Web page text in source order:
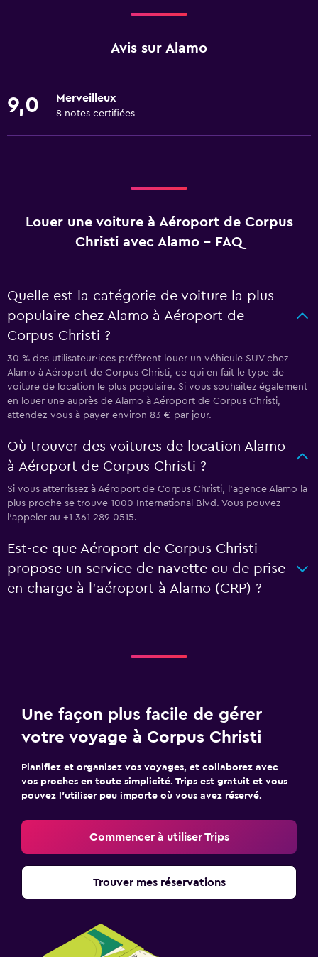
Avis sur Alamo
9,0 Merveilleux
8 notes certifiées
Louer une voiture à Aéroport de Corpus
Christi avec Alamo - FAQ
Quelle est la catégorie de voiture la plus
populaire chez Alamo à Aéroport de
Corpus Christi ?
30 % des utilisateur·ices préfèrent louer un véhicule SUV chez
Alamo à Aéroport de Corpus Christi, ce qui en fait le type de
voiture de location le plus populaire. Si vous souhaitez également
en louer une auprès de Alamo à Aéroport de Corpus Christi,
attendez-vous à payer environ 83 € par jour.
Où trouver des voitures de location Alamo
à Aéroport de Corpus Christi ?
Si vous atterrissez à Aéroport de Corpus Christi, l’agence Alamo la
plus proche se trouve 1000 International Blvd. Vous pouvez
l’appeler au +1 361 289 0515.
Est-ce que Aéroport de Corpus Christi
propose un service de navette ou de prise
en charge à l’aéroport à Alamo (CRP) ?
Une façon plus facile de gérer
votre voyage à Corpus Christi
Planifiez et organisez vos voyages, et collaborez avec
vos proches en toute simplicité. Trips est gratuit et vous
pouvez l’utiliser peu importe où vous avez réservé.
Commencer à utiliser Trips
Trouver mes réservations